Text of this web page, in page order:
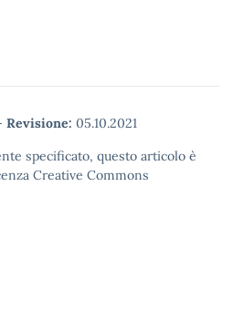
Revisione: 05.10.2021
specificato, questo articolo è
Creative Commons